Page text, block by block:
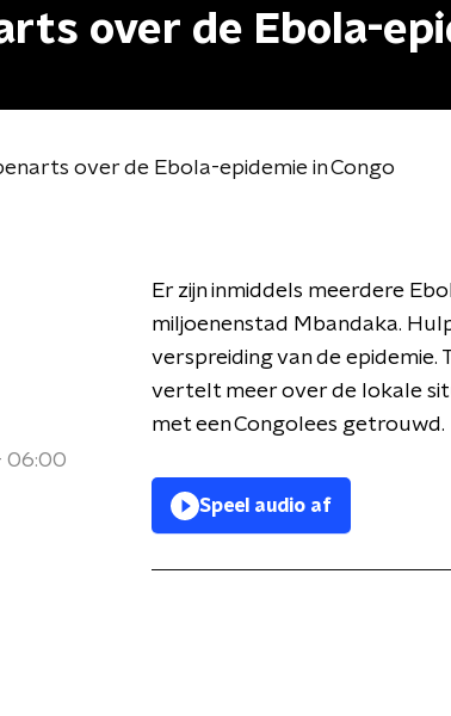
over de Ebola-
over de Ebola-epidemie in Congo
06:00
Er zijn inmiddels meerdere
miljoenenstad Mbandaka.
verspreiding van de
vertelt meer over de lokale
met een Congolees getrouwd.
Speel audio af